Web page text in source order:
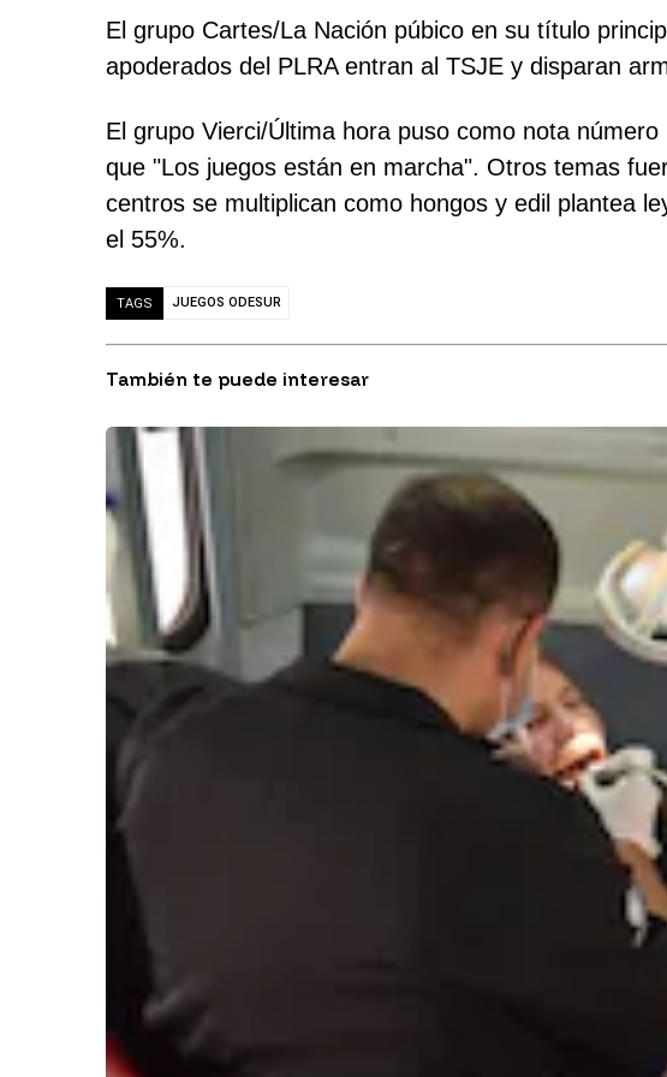
El grupo Cartes/La Nación púbico en su título
apoderados del PLRA entran al TSJE y disparan
El grupo Vierci/Última hora puso como nota
que "Los juegos están en marcha". Otros temas
centros se multiplican como hongos y edil plantea
el 55%.
TAGS JUEGOS ODESUR
También te puede interesar